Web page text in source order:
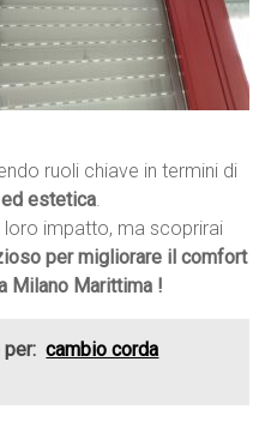
ruoli chiave in termini di
estetica.
impatto, ma scoprirai
per migliorare il comfort
Milano Marittima !
per: cambio corda